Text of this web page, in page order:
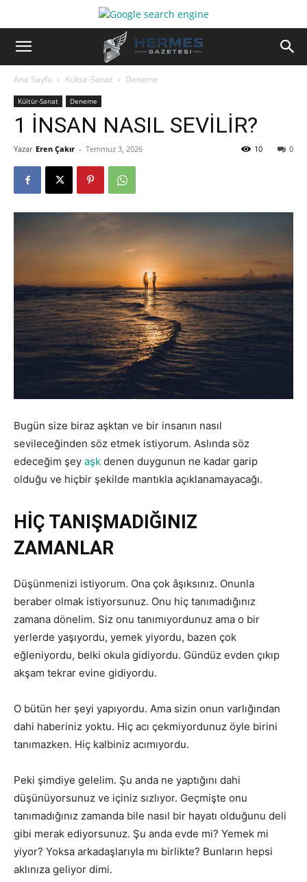
Ana Sayfa Kültür-Sanat Deneme
Kültür-Sanat Deneme
1 İNSAN NASIL SEVİLİR?
Yazar Eren Çakır - Temmuz 3, 2026 0
10
Bugün size biraz aşktan ve bir insanın nasıl
sevileceğinden söz etmek istiyorum. Aslında söz
edeceğim şey aşk denen duygunun ne kadar garip
olduğu ve hiçbir şekilde mantıkla açıklanamayacağı.
HİÇ TANIŞMADIĞINIZ
ZAMANLAR
Düşünmenizi istiyorum. Ona çok âşıksınız. Onunla
beraber olmak istiyorsunuz. Onu hiç tanımadığınız
zamana dönelim. Siz onu tanımıyordunuz ama o bir
yerlerde yaşıyordu, yemek yiyordu, bazen çok
eğleniyordu, belki okula gidiyordu. Gündüz evden çıkıp
akşam tekrar evine gidiyordu.
O bütün her şeyi yapıyordu. Ama sizin onun varlığından
dahi haberiniz yoktu. Hiç acı çekmiyordunuz öyle birini
tanımazken. Hiç kalbiniz acımıyordu.
Peki şimdiye gelelim. Şu anda ne yaptığını dahi
düşünüyorsunuz ve içiniz sızlıyor. Geçmişte onu
tanımadığınız zamanda bile nasıl bir hayatı olduğunu deli
gibi merak ediyorsunuz. Şu anda evde mi? Yemek mi
yiyor? Yoksa arkadaşlarıyla mı birlikte? Bunların hepsi
aklınıza geliyor dimi.